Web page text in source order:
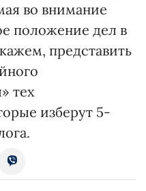
во внимание
положение дел в
представить
тех
изберут 5-